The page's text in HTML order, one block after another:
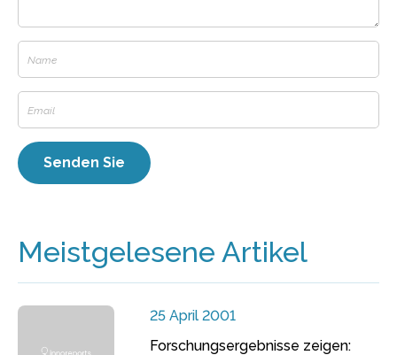
Meistgelesene Artikel
25 April 2001
Forschungsergebnisse zeigen: